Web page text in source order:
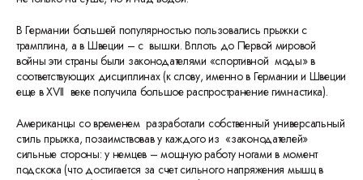
В Германии большей популярностью пользовались прыжки с
трамплина, а в Швеции – с вышки. Вплоть до Первой мировой
войны эти страны были законодателями «спортивной моды» в
соответствующих дисциплинах (к слову, именно в Германии и Швеции
еще в XVII веке получила большое распространение гимнастика).
Американцы со временем разработали собственный универсальный
стиль прыжка, позаимствовав у каждого из «законодателей»
сильные стороны: у немцев – мощную работу ногами в момент
подскока (что достигается за счет сильного напряжения мышц в